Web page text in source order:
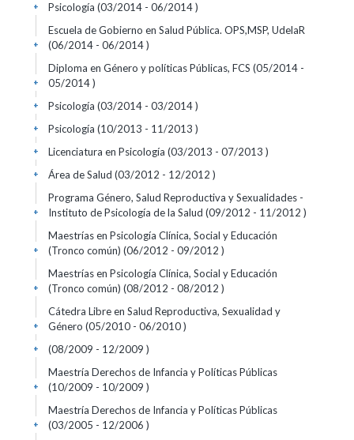
Psicología (03/2014 - 06/2014 )
+
Escuela de Gobierno en Salud Pública. OPS,MSP, UdelaR
(06/2014 - 06/2014 )
+
Diploma en Género y políticas Públicas, FCS (05/2014 -
05/2014 )
+
Psicología (03/2014 - 03/2014 )
+
Psicología (10/2013 - 11/2013 )
+
Licenciatura en Psicología (03/2013 - 07/2013 )
+
Área de Salud (03/2012 - 12/2012 )
+
Programa Género, Salud Reproductiva y Sexualidades -
Instituto de Psicología de la Salud (09/2012 - 11/2012 )
+
Maestrías en Psicología Clínica, Social y Educación
(Tronco común) (06/2012 - 09/2012 )
+
Maestrías en Psicología Clínica, Social y Educación
(Tronco común) (08/2012 - 08/2012 )
+
Cátedra Libre en Salud Reproductiva, Sexualidad y
Género (05/2010 - 06/2010 )
+
(08/2009 - 12/2009 )
+
Maestría Derechos de Infancia y Políticas Públicas
(10/2009 - 10/2009 )
+
Maestría Derechos de Infancia y Políticas Públicas
(03/2005 - 12/2006 )
+